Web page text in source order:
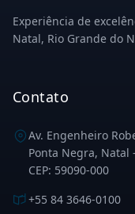
Experiência de
Natal, Rio Grande do
Contato
Av. Engenheiro
Ponta Negra, Natal
CEP: 59090-000
+55 84 3646-0100